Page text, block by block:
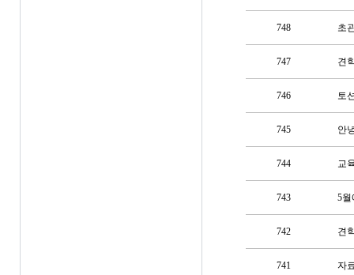
748 초
747 견
746 토
745 안
744 교
743 5월
742 견
741 자